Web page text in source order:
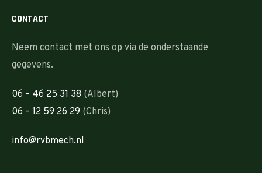
CONTACT
Neem contact met ons op via de onderstaande
gegevens.
06 – 46 25 31 38 (Albert)
06 – 12 59 26 29 (Chris)
info@rvbmech.nl